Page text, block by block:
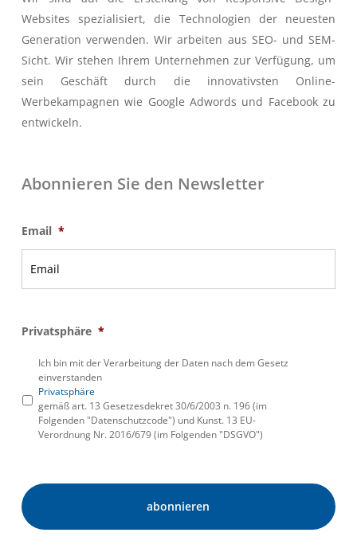
Websites spezialisiert, die Technologien der neuesten
Generation verwenden. Wir arbeiten aus SEO- und SEM-
Sicht. Wir stehen Ihrem Unternehmen zur Verfügung, um
sein Geschäft durch die innovativsten Online-
Werbekampagnen wie Google Adwords und Facebook zu
entwickeln.
Abonnieren Sie den Newsletter
Email *
Privatsphäre *
Ich bin mit der Verarbeitung der Daten nach dem Gesetz
einverstanden
Privatsphäre
gemäß art. 13 Gesetzesdekret 30/6/2003 n. 196 (im
Folgenden "Datenschutzcode") und Kunst. 13 EU-
Verordnung Nr. 2016/679 (im Folgenden "DSGVO")